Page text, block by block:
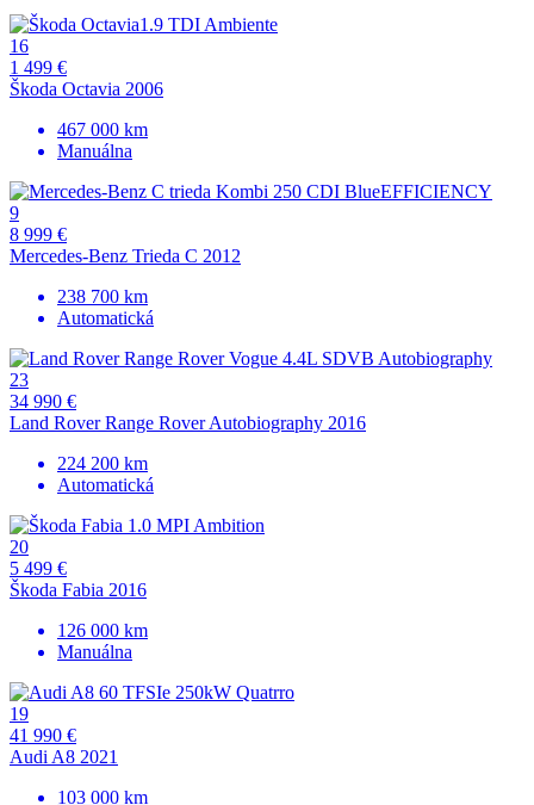
16
1 499 €
Škoda Octavia 2006
467 000 km
Manuálna
9
8 999 €
Mercedes-Benz Trieda C 2012
238 700 km
Automatická
23
34 990 €
Land Rover Range Rover Autobiography 2016
224 200 km
Automatická
20
5 499 €
Škoda Fabia 2016
126 000 km
Manuálna
19
41 990 €
Audi A8 2021
103 000 km